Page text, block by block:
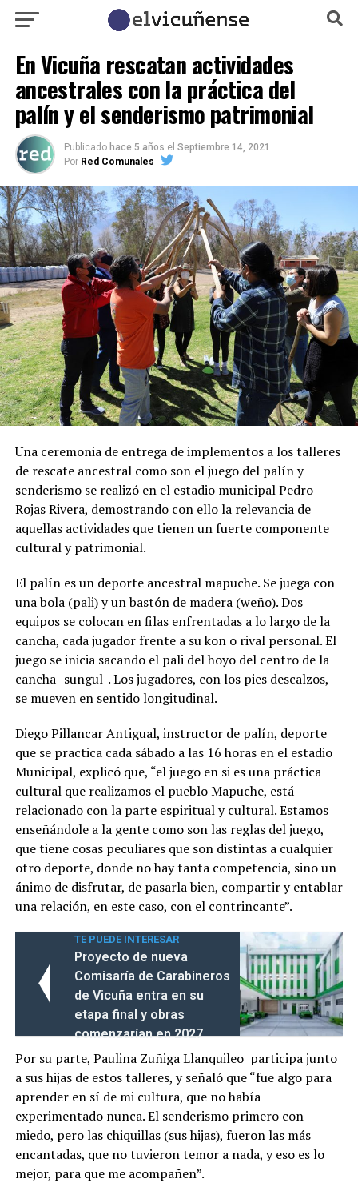
En Vicuña rescatan actividades
ancestrales con la práctica del
palín y el senderismo patrimonial
Publicado hace 5 años el Septiembre 14, 2021
Por Red Comunales
Una ceremonia de entrega de implementos a los talleres
de rescate ancestral como son el juego del palín y
senderismo se realizó en el estadio municipal Pedro
Rojas Rivera, demostrando con ello la relevancia de
aquellas actividades que tienen un fuerte componente
cultural y patrimonial.
El palín es un deporte ancestral mapuche. Se juega con
una bola (pali) y un bastón de madera (weño). Dos
equipos se colocan en filas enfrentadas a lo largo de la
cancha, cada jugador frente a su kon o rival personal. El
juego se inicia sacando el pali del hoyo del centro de la
cancha -sungul-. Los jugadores, con los pies descalzos,
se mueven en sentido longitudinal.
Diego Pillancar Antigual, instructor de palín, deporte
que se practica cada sábado a las 16 horas en el estadio
Municipal, explicó que, “el juego en si es una práctica
cultural que realizamos el pueblo Mapuche, está
relacionado con la parte espiritual y cultural. Estamos
enseñándole a la gente como son las reglas del juego,
que tiene cosas peculiares que son distintas a cualquier
otro deporte, donde no hay tanta competencia, sino un
ánimo de disfrutar, de pasarla bien, compartir y entablar
una relación, en este caso, con el contrincante”.
TE PUEDE INTERESAR
Proyecto de nueva
Comisaría de Carabineros
de Vicuña entra en su
etapa final y obras
comenzarían en 2027
Por su parte, Paulina Zuñiga Llanquileo participa junto
a sus hijas de estos talleres, y señaló que “fue algo para
aprender en sí de mi cultura, que no había
experimentado nunca. El senderismo primero con
miedo, pero las chiquillas (sus hijas), fueron las más
encantadas, que no tuvieron temor a nada, y eso es lo
mejor, para que me acompañen”.